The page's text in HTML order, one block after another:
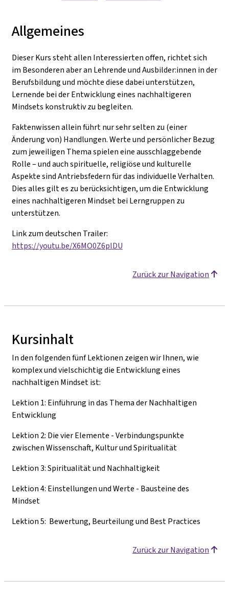
Allgemeines
Dieser Kurs steht allen Interessierten offen, richtet sich
im Besonderen aber an Lehrende und Ausbilder:innen in der
Berufsbildung und möchte diese dabei unterstützen,
Lernende bei der Entwicklung eines nachhaltigeren
Mindsets konstruktiv zu begleiten.
Faktenwissen allein führt nur sehr selten zu (einer
Änderung von) Handlungen. Werte und persönlicher Bezug
zum jeweiligen Thema spielen eine ausschlaggebende
Rolle – und auch spirituelle, religiöse und kulturelle
Aspekte sind Antriebsfedern für das individuelle Verhalten.
Dies alles gilt es zu berücksichtigen, um die Entwicklung
eines nachhaltigeren Mindset bei Lerngruppen zu
unterstützen.
Link zum deutschen Trailer:
https://youtu.be/X6MO0Z6plDU
Zurück zur Navigation
Kursinhalt
In den folgenden fünf Lektionen zeigen wir Ihnen, wie
komplex und vielschichtig die Entwicklung eines
nachhaltigen Mindset ist:
Lektion 1: Einführung in das Thema der Nachhaltigen
Entwicklung
Lektion 2: Die vier Elemente - Verbindungspunkte
zwischen Wissenschaft, Kultur und Spiritualität
Lektion 3: Spiritualität und Nachhaltigkeit
Lektion 4: Einstellungen und Werte - Bausteine des
Mindset
Lektion 5: Bewertung, Beurteilung und Best Practices
Zurück zur Navigation